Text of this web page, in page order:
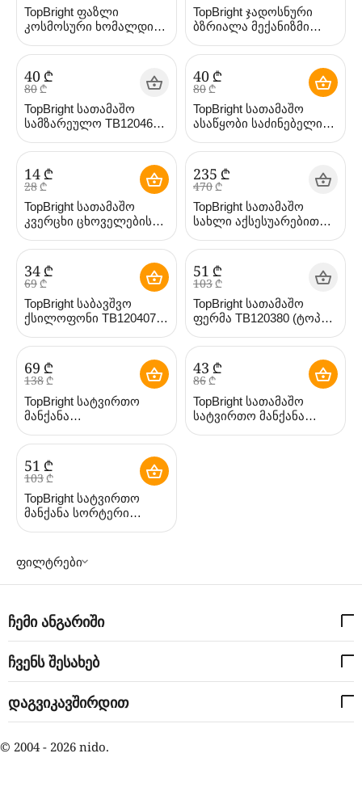
TopBright ფაზლი
კოსმოსური ხომალდი
TopBright ჯადოსნური
ბზრიალა მექანიზმი
‍40‍₾
‍80‍₾
TopBright სათამაშო
სამზარეულო TB120461
‍40‍₾
‍80‍₾
TopBright სათამაშო
ასაწყობი საძინებელი
‍14‍ ₾
‍28‍₾
TopBright სათამაშო
კვერცხი ცხოველების
ბრაითი)
‍235‍ ₾
‍470‍₾
TopBright სათამაშო
სახლი აქსესუარებით
‍34‍₾
‍69‍₾
TopBright საბავშვო
ქსილოფონი TB120407
‍51‍ ₾
‍103‍₾
TopBright სათამაშო
ფერმა TB120380 (ტოპ
‍69‍ ₾
‍138‍₾
TopBright სატვირთო
მანქანა
TB120312 (ტოპ ბრაითი)
‍43‍ ₾
‍86‍₾
TopBright სათამაშო
სატვირთო მანქანა
‍51‍ ₾
‍103‍₾
TopBright სატვირთო
მანქანა სორტერი
ფილტრები
ჩემი ანგარიში
ჩვენს შესახებ
დაგვიკავშირდით
© 2004 - 2026 nido.